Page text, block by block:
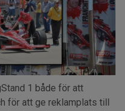
1 både för att
för att ge reklamplats till